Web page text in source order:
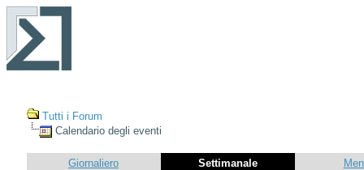
Tutti i Forum
Calendario degli eventi
Giornaliero Settimanale